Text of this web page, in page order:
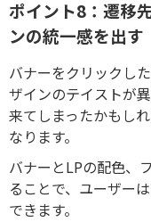
ポイント8：遷移
ンの統一感を出す
バナーをクリックし
ザインのテイストが
来てしまったかもし
なります。
バナーとLPの配色、
ることで、ユーザー
できます。